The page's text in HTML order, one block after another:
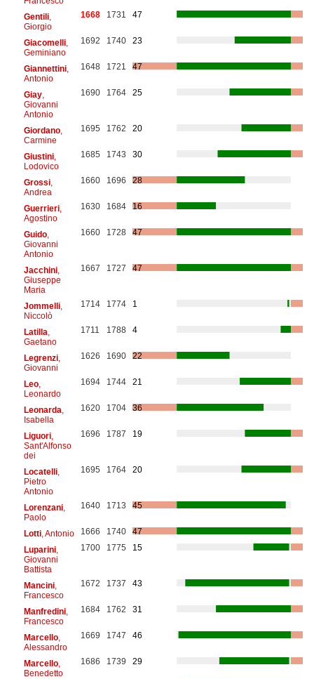
Gentili,
Giorgio
1668 1731 47
Giacomelli,
Geminiano
1692 1740 23
Giannettini,
Antonio
1648 1721 47
Giay,
Giovanni
Antonio
1690 1764 25
Giordano,
Carmine
1695 1762 20
Giustini,
Lodovico
1685 1743 30
Grossi,
Andrea
1660 1696 28
Guerrieri,
Agostino
1630 1684 16
Guido,
Giovanni
Antonio
1660 1728 47
Jacchini,
Giuseppe
Maria
1667 1727 47
Jommelli,
Niccolò
1714 1774 1
Latilla
Gaetano
1711 1788 4
Legrenzi,
Giovanni
1626 1690 22
Leo,
Leonardo
1694 1744 21
Leonarda
Isabella
1620 1704 36
Liguori,
Sant'Alfonso
dei
1696 1787 19
Locatelli,
Pietro
Antonio
1695 1764 20
Lorenzani,
Paolo
1640 1713 45
Lotti, Antonio 1666 1740
47
Luparini,
Giovanni
Battista
1700 1775 15
Mancini,
Francesco
1672 1737 43
Manfredini,
Francesco
1684 1762 31
Marcello,
Alessandro
1669 1747 46
Marcello,
Benedetto
1686 1739 29